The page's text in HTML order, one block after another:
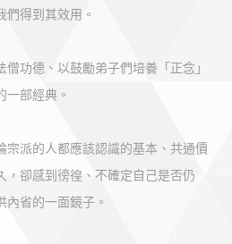
們得到其效用。
僧功德、以鼓勵弟子們培養「正念」
一部經典。
宗派的人都應該認識的基本、共通價
，卻感到徬徨、不確定自己是否仍
內省的一面鏡子。